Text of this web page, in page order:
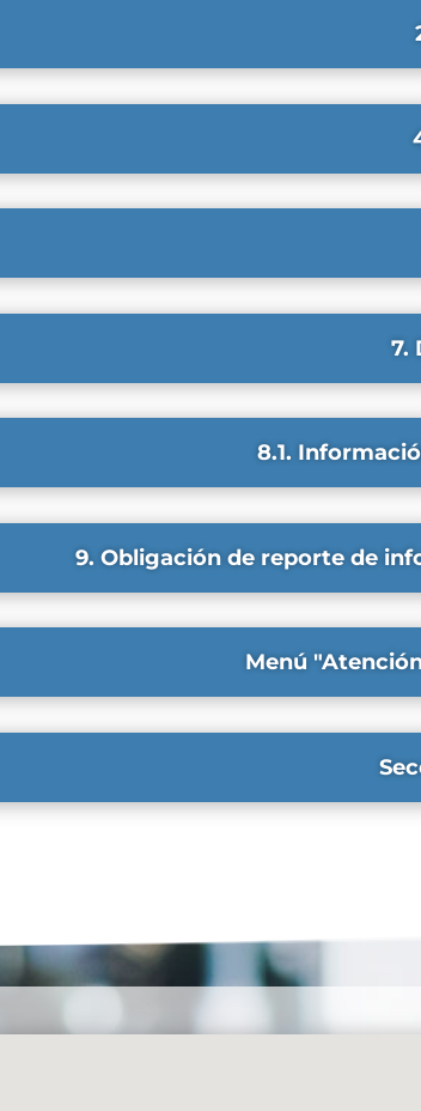
7.
8.1.
9. Obligación de reporte de
Menú